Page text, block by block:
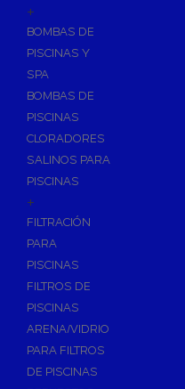
+
BOMBAS DE
PISCINAS Y
SPA
BOMBAS DE
PISCINAS
CLORADORES
SALINOS PARA
PISCINAS
+
FILTRACIÓN
PARA
PISCINAS
FILTROS DE
PISCINAS
ARENA/VIDRIO
PARA FILTROS
DE PISCINAS